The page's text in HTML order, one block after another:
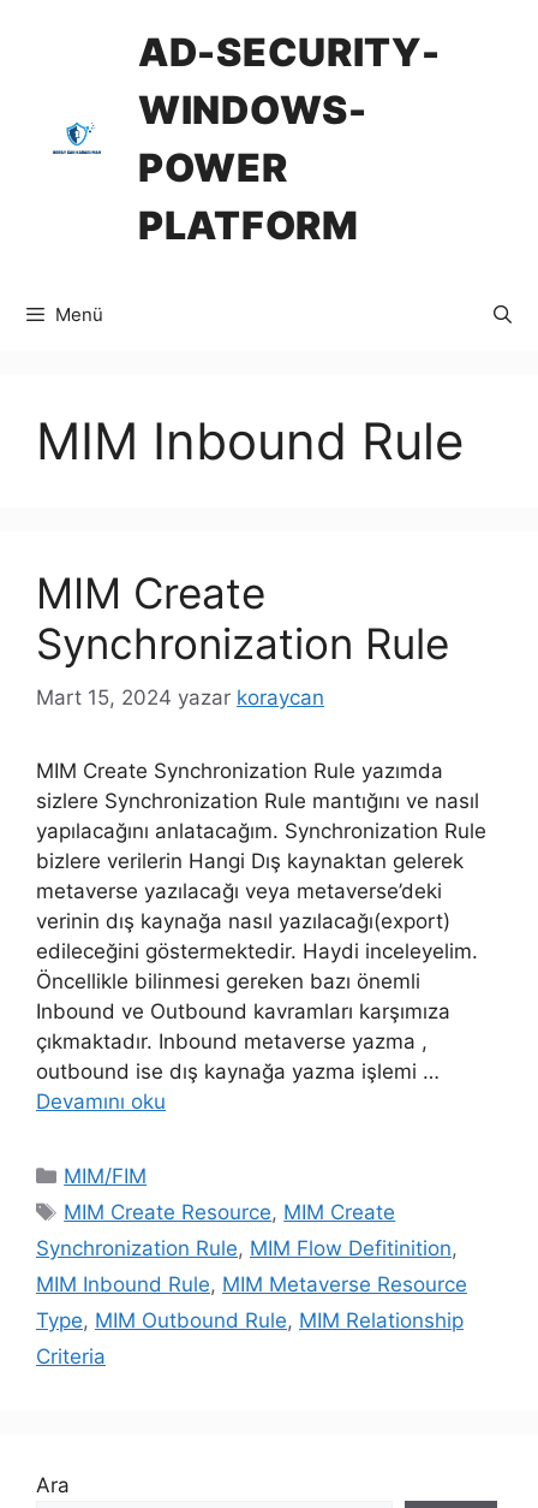
AD-SECURITY-
WINDOWS-
POWER
PLATFORM
Menü
MIM Inbound Rule
MIM Create
Synchronization Rule
Mart 15, 2024 yazar koraycan
MIM Create Synchronization Rule yazımda
sizlere Synchronization Rule mantığını ve nasıl
yapılacağını anlatacağım. Synchronization Rule
bizlere verilerin Hangi Dış kaynaktan gelerek
metaverse yazılacağı veya metaverse’deki
verinin dış kaynağa nasıl yazılacağı(export)
edileceğini göstermektedir. Haydi inceleyelim.
Öncellikle bilinmesi gereken bazı önemli
Inbound ve Outbound kavramları karşımıza
çıkmaktadır. Inbound metaverse yazma ,
outbound ise dış kaynağa yazma işlemi …
Devamını oku
Kategoriler
MIM/FIM
Etiketler
MIM Create Resource, MIM Create
Synchronization Rule, MIM Flow Defitinition,
MIM Inbound Rule, MIM Metaverse Resource
Type, MIM Outbound Rule, MIM Relationship
Criteria
Ara